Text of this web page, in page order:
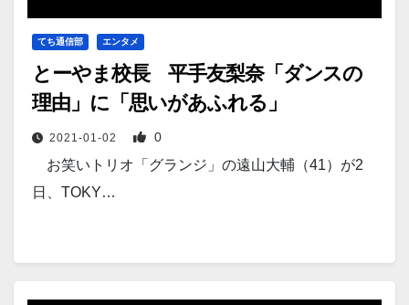
てち通信部 エンタメ
とーやま校長 平手友梨奈「ダンスの
理由」に「思いがあふれる」
2021-01-02 0
お笑いトリオ「グランジ」の遠山大輔（41）が2
日、TOKY…